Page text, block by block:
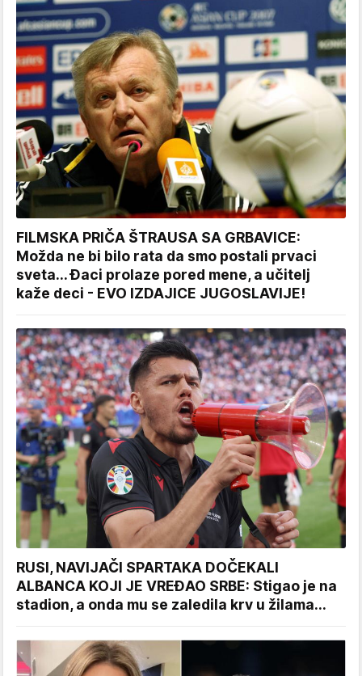
FILMSKA PRIČA ŠTRAUSA SA GRBAVICE:
Možda ne bi bilo rata da smo postali prvaci
sveta... Đaci prolaze pored mene, a učitelj
kaže deci - EVO IZDAJICE JUGOSLAVIJE!
RUSI, NAVIJAČI SPARTAKA DOČEKALI
ALBANCA KOJI JE VREĐAO SRBE: Stigao je na
stadion, a onda mu se zaledila krv u žilama...